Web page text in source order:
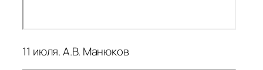
11 июля. А.В. Манюков